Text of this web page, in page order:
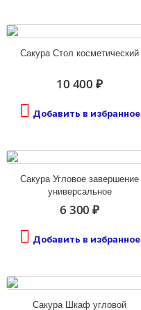
Сакура Стол косметический
10 400 ₽
Добавить в избранное
Сакура Угловое завершение
универсальное
6 300 ₽
Добавить в избранное
Сакура Шкаф угловой